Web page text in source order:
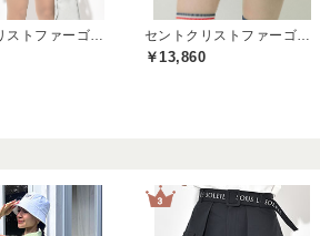
￥13,860